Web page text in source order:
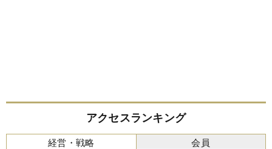
アクセスランキング
経営・戦略 会員